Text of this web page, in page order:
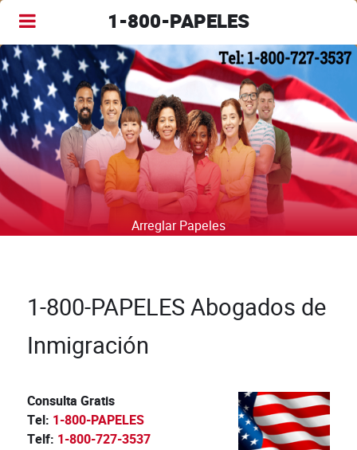
1-800-PAPELES
Arreglar Papeles
1-800-PAPELES Abogados de
Inmigración
Consulta Gratis
Tel: 1-800-PAPELES
Telf: 1-800-727-3537